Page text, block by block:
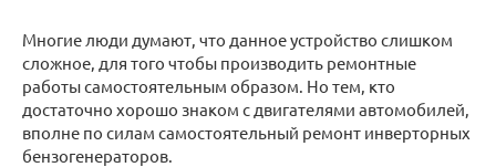
Многие люди думают, что данное устройство слишком
сложное, для того чтобы производить ремонтные
работы самостоятельным образом. Но тем, кто
достаточно хорошо знаком с двигателями автомобилей,
вполне по силам самостоятельный ремонт инверторных
бензогенераторов.